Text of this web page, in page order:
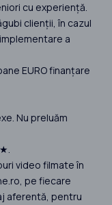
cu experiență.
clienții, în cazul
a
EURO finanțare
Nu preluăm
video filmate în
pe fiecare
aferentă, pentru